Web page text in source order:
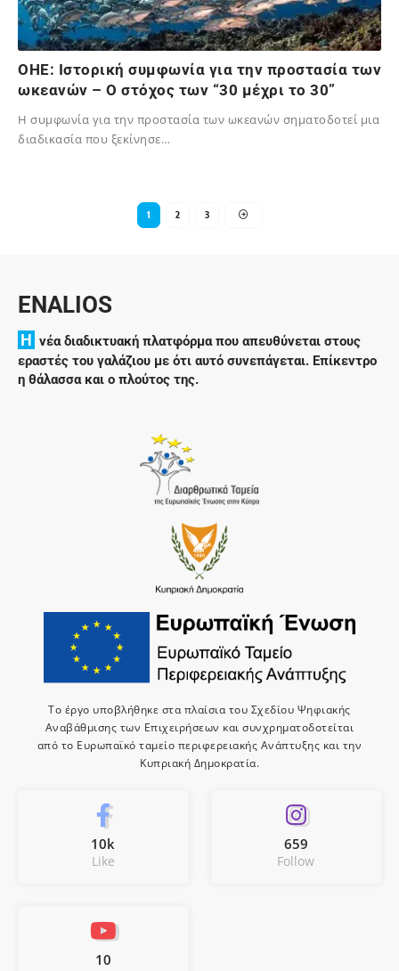
ΟΗΕ: Ιστορική συμφωνία για την προστασία των
ωκεανών – Ο στόχος των “30 μέχρι το 30”
Η συμφωνία για την προστασία των ωκεανών σηματοδοτεί μια
διαδικασία που ξεκίνησε…
1 2 3
ENALIOS
H νέα διαδικτυακή πλατφόρμα που απευθύνεται στους
εραστές του γαλάζιου με ότι αυτό συνεπάγεται. Επίκεντρο
η θάλασσα και ο πλούτος της.
Το έργο υποβλήθηκε στα πλαίσια του Σχεδίου Ψηφιακής
Αναβάθμισης των Επιχειρήσεων και συνχρηματοδοτείται
από το Ευρωπαϊκό ταμείο περιφερειακής Ανάπτυξης και την
Κυπριακή Δημοκρατία.
10k
Like
659
Follow
10